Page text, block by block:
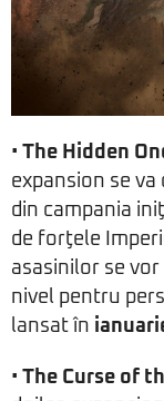
• The Hidden
expansion se
din campania
de forţele
asasinilor se
nivel pentru
lansat în
• The Curse of